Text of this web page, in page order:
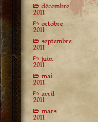
décembre
2011
octobre
2011
septembre
2011
juin
2011
mai
2011
avril
2011
mars
2011